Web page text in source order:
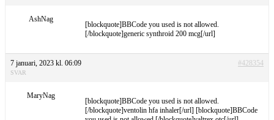
AshNag
[blockquote]BBCode you used is not allowed.
[/blockquote]generic synthroid 200 mcg[/url]
7 januari, 2023 kl. 06:09 #428354
SVAR
MaryNag
[blockquote]BBCode you used is not allowed.
[/blockquote]ventolin hfa inhaler[/url] [blockquote]BBCode